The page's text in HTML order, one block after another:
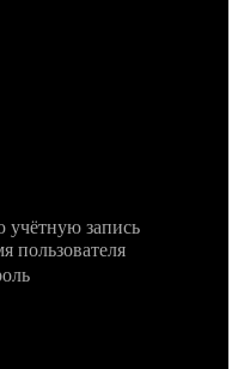
учётную запись
пользователя